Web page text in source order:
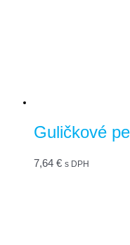
Guličkové
7,64 € s DPH